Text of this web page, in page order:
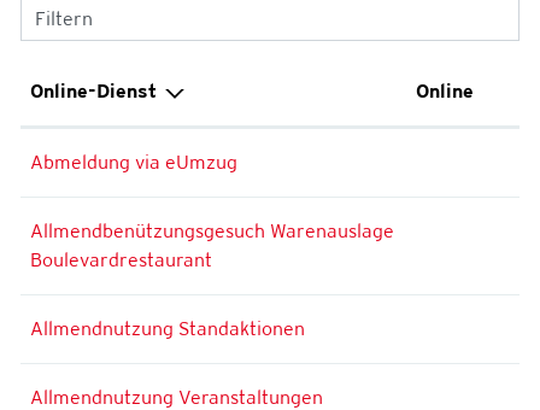
Filtern
Online-Dienst Online
Abmeldung via eUmzug
Allmendbenützungsgesuch Warenauslage
Boulevardrestaurant
Allmendnutzung Standaktionen
Allmendnutzung Veranstaltungen